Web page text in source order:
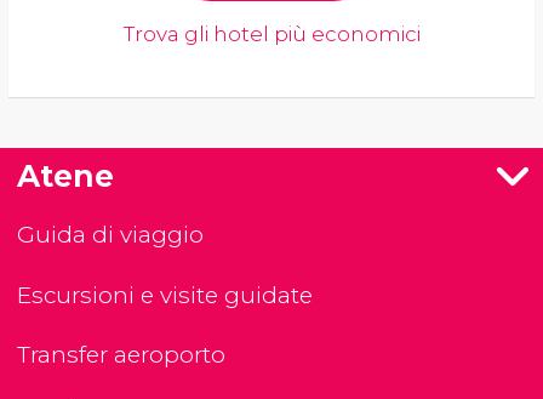
Trova gli hotel più economici
Atene
Guida di viaggio
Escursioni e visite guidate
Transfer aeroporto